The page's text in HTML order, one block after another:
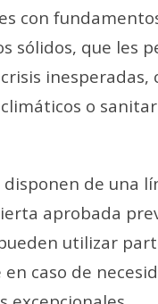
con
sólidos, que les
inesperadas,
o
disponen de una
aprobada
utilizar
caso de